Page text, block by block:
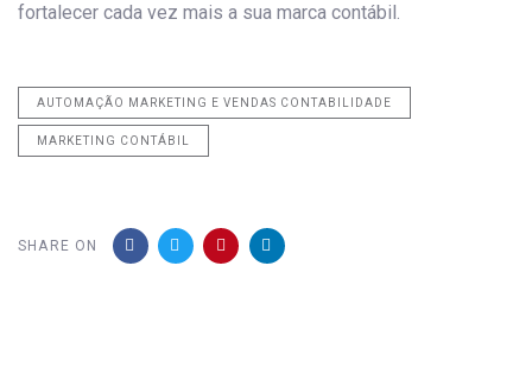
fortalecer cada vez mais a sua marca contábil.
AUTOMAÇÃO MARKETING E VENDAS CONTABILIDADE
MARKETING CONTÁBIL
SHARE ON